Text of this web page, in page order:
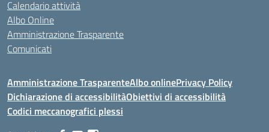
Calendario attività
Albo Online
Amministrazione Trasparente
Comunicati
Amministrazione TrasparenteAlbo onlinePrivacy Policy
Dichiarazione di accessibilitàObiettivi di accessibilità
Codici meccanografici plessi